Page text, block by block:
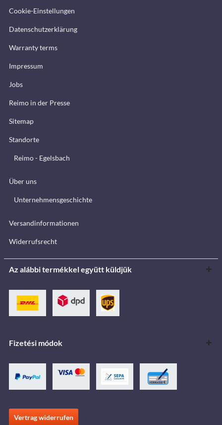
Cookie-Einstellungen
Datenschutzerklärung
Warranty terms
Impressum
Jobs
Reimo in der Presse
Sitemap
Standorte
Reimo - Egelsbach
Über uns
Unternehmensgeschichte
Versandinformationen
Widerrufsrecht
Az alábbi termékkel együtt küldjük
Fizetési módok
Vertrag widerrufen